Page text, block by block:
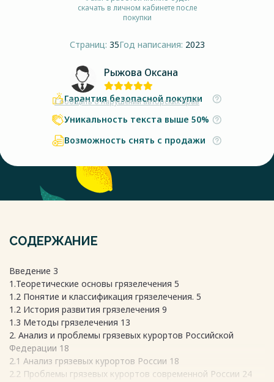
скачать в личном кабинете после
покупки
Страниц: 35Год написания: 2023
Рыжова Оксана
Сообщить о нарушении авторских прав
Гарантия безопасной покупки
Уникальность текста выше 50%
Возможность снять с продажи
СОДЕРЖАНИЕ
Введение 3
1.Теоретические основы грязелечения 5
1.2 Понятие и классификация грязелечения. 5
1.2 История развития грязелечения 9
1.3 Методы грязелечения 13
2. Анализ и проблемы грязевых курортов Российской
Федерации 18
2.1 Анализ грязевых курортов России 18
2.2 Проблемы грязевых курортов современной России 24